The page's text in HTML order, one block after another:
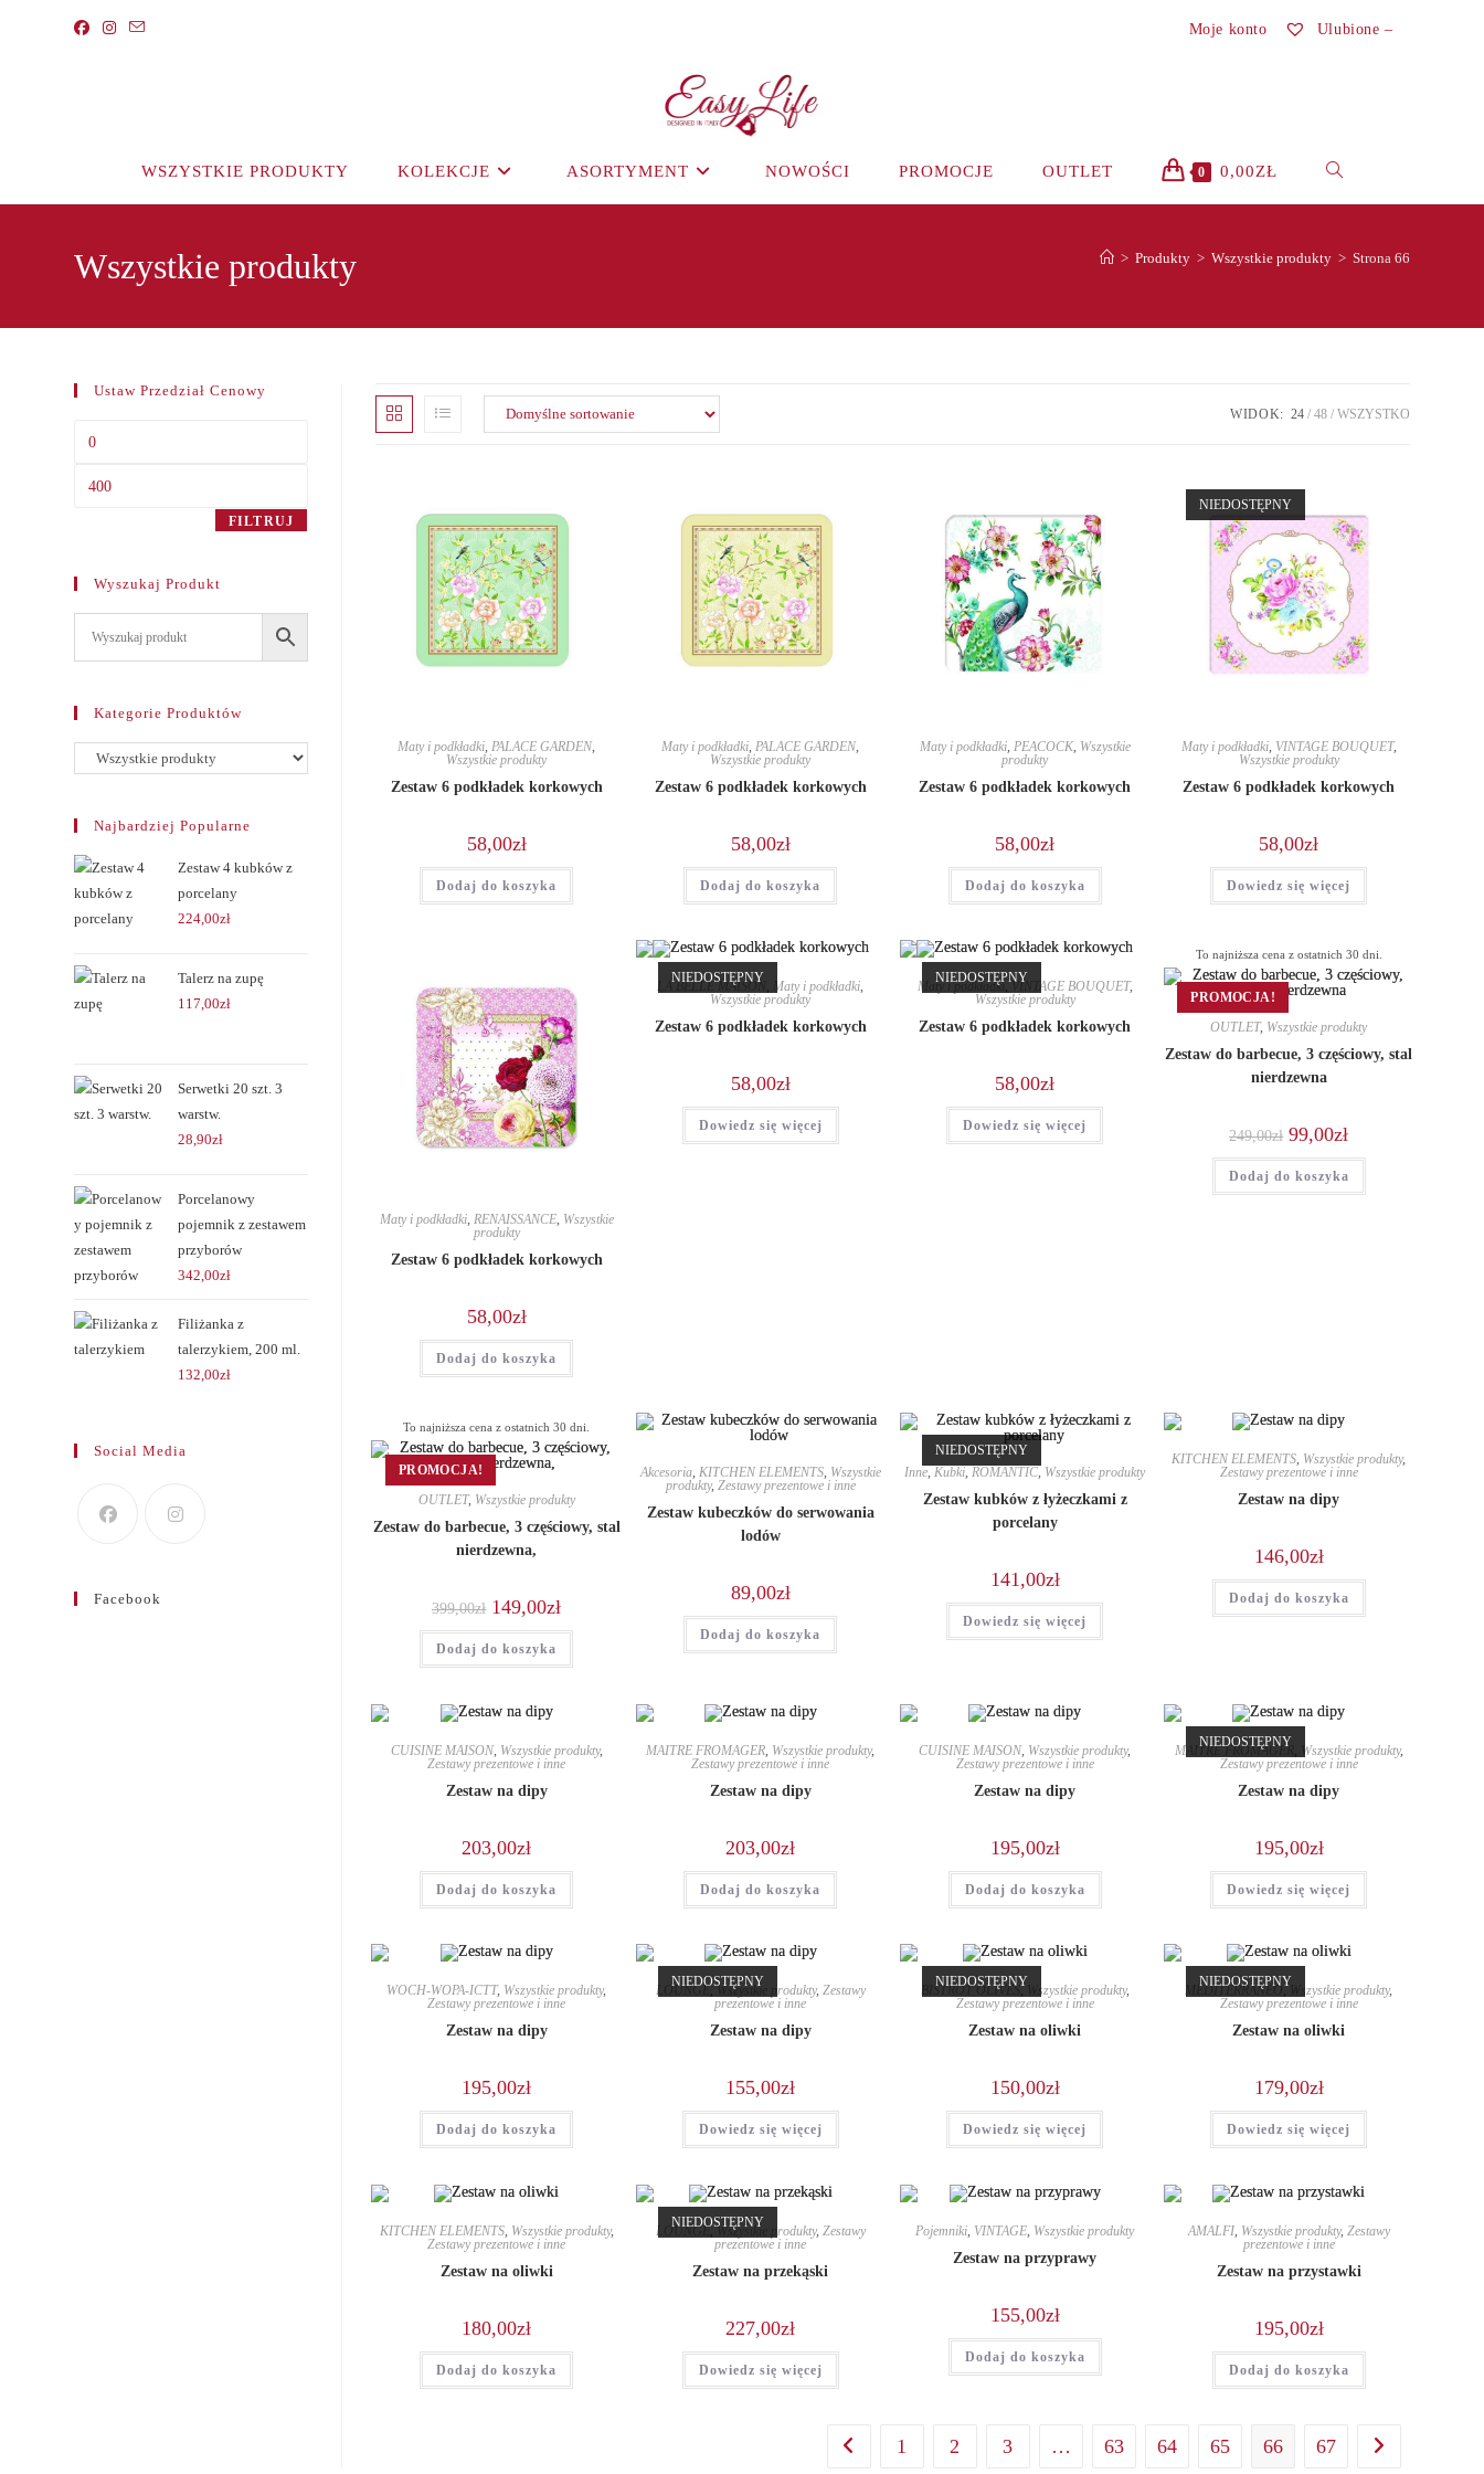
Moje konto Ulubione –
WSZYSTKIE PRODUKTY KOLEKCJE ASORTYMENT NOWOŚCI PROMOCJE OUTLET 0 0,00ZŁ TOGGLE
Wszystkie produkty > Produkty > Wszystkie produkty > Strona 66
WIDOK: 24 48 WSZYSTKO
Maty i podkładki PALACE GARDEN
Wszystkie produkty
Zestaw 6 podkładek korkowych
58,00zł
Dodaj do koszyka
Maty i podkładki PALACE GARDEN
Wszystkie produkty
Zestaw 6 podkładek korkowych
58,00zł
Dodaj do koszyka
Maty i podkładki, PEACOCK, Wszystkie
produkty
Zestaw 6 podkładek korkowych
58,00zł
Dodaj do koszyka
NIEDOSTĘPNY
Maty i podkładki, VINTAGE BOUQUET,
Wszystkie produkty
Zestaw 6 podkładek korkowych
58,00zł
Dowiedz się więcej
Maty i podkładki, RENAISSANCE, Wszystkie
produkty
Zestaw 6 podkładek korkowych
58,00zł
Dodaj do koszyka
NIEDOSTĘPNY
LA BELLE MAISON , Maty i podkładki,
Wszystkie produkty
Zestaw 6 podkładek korkowych
58,00zł
Dowiedz się więcej
NIEDOSTĘPNY
Maty i podkładki,VINTAGE BOUQUET,
Wszystkie produkty
Zestaw 6 podkładek korkowych
58,00zł
Dowiedz się więcej
To najniższa cena z ostatnich 30 dni.
PROMOCJA!
OUTLET, Wszystkie produkty
Zestaw do barbecue, 3 częściowy, stal
nierdzewna
249,00zł Pierwotna
cena
wynosiła:
249,00zł.
99,00złAktualna
cena
wynosi:
99,00zł.
Dodaj do koszyka
To najniższa cena z ostatnich 30 dni.
PROMOCJA!
OUTLET, Wszystkie produkty
Zestaw do barbecue, 3 częściowy, stal
nierdzewna,
399,00zł Pierwotna
cena
wynosiła:
399,00zł.
149,00złAktualna
cena
wynosi:
Dodaj do koszyka
Akcesoria, KITCHEN ELEMENTS, Wszystkie
produkty, Zestawy prezentowe i inne
Zestaw kubeczków do serwowania
lodów
89,00zł
Dodaj do koszyka
NIEDOSTĘPNY
Inne,Kubki,ROMANTIC, Wszystkie produkty
Zestaw kubków z łyżeczkami z
porcelany
141,00zł
Dowiedz się więcej
KITCHEN ELEMENTS, Wszystkie produkty,
Zestawy prezentowe i inne
Zestaw na dipy
146,00zł
Dodaj do koszyka
CUISINE MAISON, Wszystkie produkty,
Zestawy prezentowe i inne
Zestaw na dipy
203,00zł
Dodaj do koszyka
MAITRE FROMAGER, Wszystkie produkty,
Zestawy prezentowe i inne
Zestaw na dipy
203,00zł
Dodaj do koszyka
CUISINE MAISON, Wszystkie produkty,
Zestawy prezentowe i inne
Zestaw na dipy
195,00zł
Dodaj do koszyka
NIEDOSTĘPNY
MAITRE FROMAGER , Wszystkie produkty,
Zestawy prezentowe i inne
Zestaw na dipy
195,00zł
Dowiedz się więcej
WOCH-WOPA-ICTT, Wszystkie produkty,
Zestawy prezentowe i inne
Zestaw na dipy
195,00zł
Dodaj do koszyka
NIEDOSTĘPNY
LOUNGE,Wszystkie produkty, Zestawy
prezentowe i inne
Zestaw na dipy
155,00zł
Dowiedz się więcej
NIEDOSTĘPNY
BISTROT OLIVES , Wszystkie produkty,
Zestawy prezentowe i inne
Zestaw na oliwki
150,00zł
Dowiedz się więcej
NIEDOSTĘPNY
MEDITERRANEO , Wszystkie produkty,
Zestawy prezentowe i inne
Zestaw na oliwki
179,00zł
Dowiedz się więcej
KITCHEN ELEMENTS, Wszystkie produkty,
Zestawy prezentowe i inne
Zestaw na oliwki
180,00zł
Dodaj do koszyka
NIEDOSTĘPNY
LOUNGE,Wszystkie produkty, Zestawy
prezentowe i inne
Zestaw na przekąski
227,00zł
Dowiedz się więcej
Pojemniki, VINTAGE, Wszystkie produkty
Zestaw na przyprawy
155,00zł
Dodaj do koszyka
AMALFI, Wszystkie produkty, Zestawy
prezentowe i inne
Zestaw na przystawki
195,00zł
Dodaj do koszyka
1 2 3 … 63 64 65 66 67
Ustaw Przedział Cenowy
FILTRUJ
Wyszukaj Produkt
Kategorie Produktów
Najbardziej Popularne
Zestaw 4 kubków z
porcelany
224,00zł
Talerz na zupę
117,00zł
Serwetki 20 szt. 3
warstw.
28,90zł
Porcelanowy
pojemnik z zestawem
przyborów
342,00zł
Filiżanka z
talerzykiem, 200 ml.
132,00zł
Social Media
Facebook